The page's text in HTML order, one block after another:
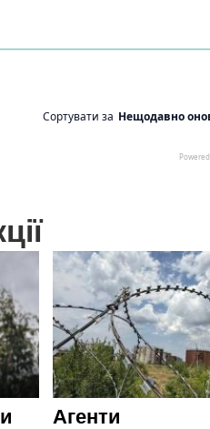
Агенти